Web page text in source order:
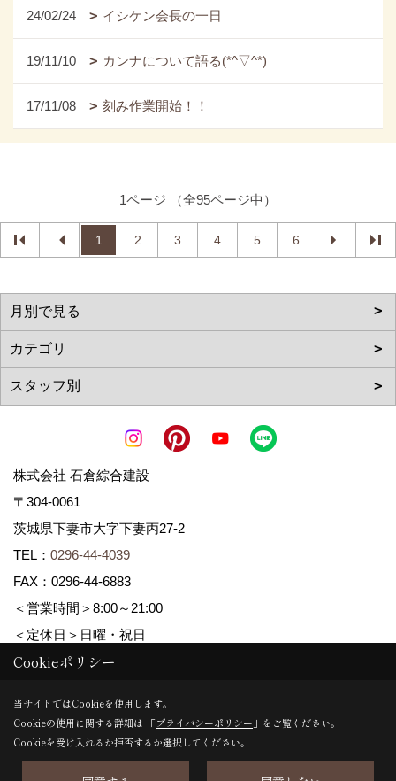
24/02/24 イシケン会長の一日
19/11/10 カンナについて語る(*^▽^*)
17/11/08 刻み作業開始！！
1ページ （全95ページ中）
1 2 3 4 5 6
株式会社 石倉綜合建設
〒304-0061
茨城県下妻市大字下妻丙27-2
TEL： 0296-44-4039
FAX：0296-44-6883
＜営業時間＞8:00～21:00
＜定休日＞日曜・祝日
Copyright (c) ISIKURA-SOGOKENSETSU. All Rights Reserved.
Produced byゴデスクリエイト
Cookieポリシー
当サイトではCookieを使用します。
Cookieの使用に関する詳細は 「プライバシーポリシー 」をご覧ください。
Cookieを受け入れるか拒否するか選択してください。